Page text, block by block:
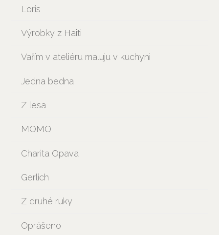
Loris
Výrobky z Haiti
Vařím v ateliéru maluju v kuchyni
Jedna bedna
Z lesa
MOMO
Charita Opava
Gerlich
Z druhé ruky
Oprášeno